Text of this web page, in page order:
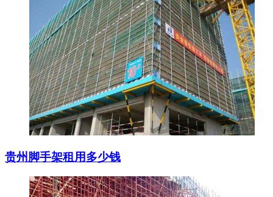
贵州脚手架租用多少钱